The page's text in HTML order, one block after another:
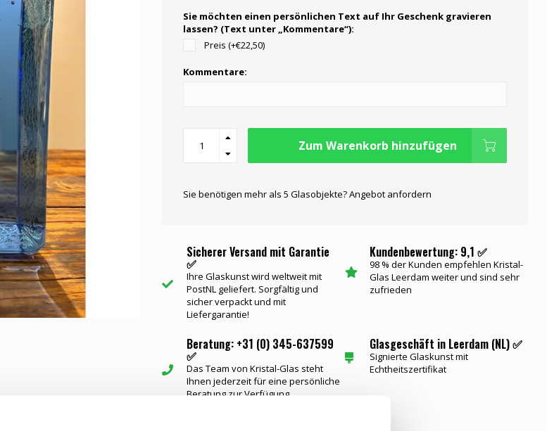
Sie möchten einen persönlichen Text auf Ihr Geschenk gravieren
lassen? (Text unter „Kommentare“):
Preis (+€22,50)
Kommentare:
Zum Warenkorb hinzufügen
Sie benötigen mehr als 5 Glasobjekte? Angebot anfordern
Sicherer Versand mit Garantie
✅
Ihre Glaskunst wird weltweit mit
PostNL geliefert. Sorgfältig und
sicher verpackt und mit
Liefergarantie!
Kundenbewertung: 9,1 ✅
98 % der Kunden empfehlen Kristal-
Glas Leerdam weiter und sind sehr
zufrieden
Beratung: +31 (0) 345-637599
✅
Das Team von Kristal-Glas steht
Ihnen jederzeit für eine persönliche
Beratung zur Verfügung
Glasgeschäft in Leerdam (NL) ✅
Signierte Glaskunst mit
Echtheitszertifikat